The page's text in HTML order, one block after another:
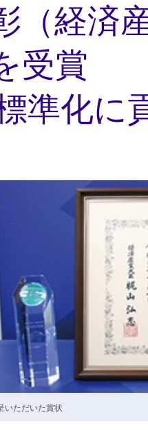
（経済
受賞
準化に
いただいた賞状